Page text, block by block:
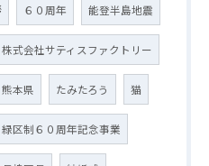
６０周年 能登半島地震
株式会社サティスファクトリー
熊本県 たみたろう 猫
緑区制６０周年記念事業